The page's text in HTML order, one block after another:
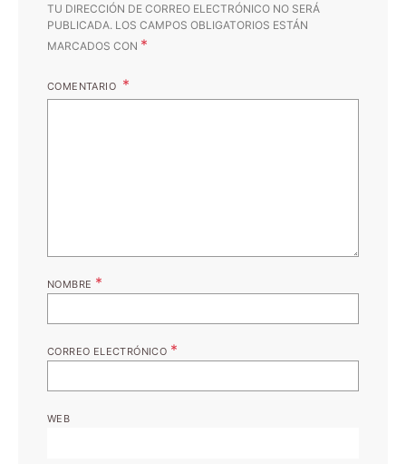
TU DIRECCIÓN DE CORREO ELECTRÓNICO NO SERÁ
PUBLICADA. LOS CAMPOS OBLIGATORIOS ESTÁN
MARCADOS CON *
COMENTARIO
NOMBRE *
CORREO ELECTRÓNICO *
WEB